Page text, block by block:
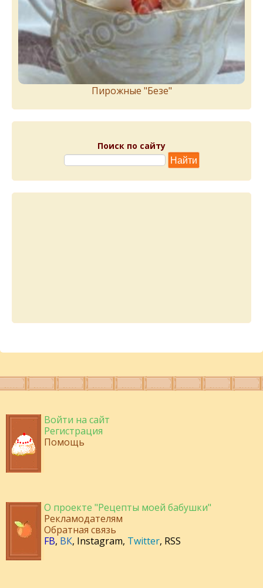
Пирожныe "Бeзe"
Поиск по сайту
Войти на сайт
Регистрация
Помощь
О проекте "Рецепты моей бабушки"
Рекламодателям
Обратная связь
FB, ВК, Instagram, Twitter, RSS